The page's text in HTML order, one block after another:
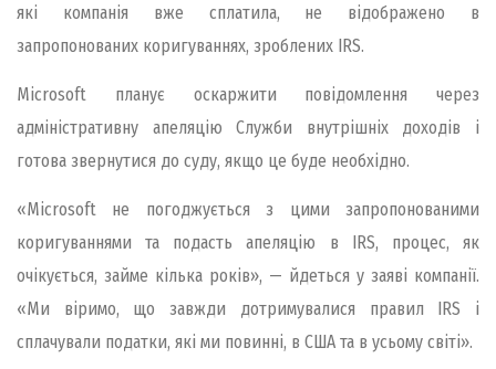
які компанія вже сплатила, не відображено в
запропонованих коригуваннях, зроблених IRS.
Microsoft планує оскаржити повідомлення через
адміністративну апеляцію Служби внутрішніх доходів і
готова звернутися до суду, якщо це буде необхідно.
«Microsoft не погоджується з цими запропонованими
коригуваннями та подасть апеляцію в IRS, процес, як
очікується, займе кілька років», — йдеться у заяві компанії.
«Ми віримо, що завжди дотримувалися правил IRS і
сплачували податки, які ми повинні, в США та в усьому світі».